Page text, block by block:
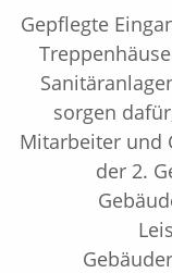
Gepflegte
sorgen
Mitarbeiter und
der 2.